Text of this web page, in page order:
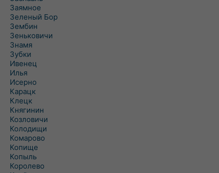
Заямное
Зеленый Бор
Зембин
Зеньковичи
Знамя
Зубки
Ивенец
Илья
Исерно
Карацк
Клецк
Княгинин
Козловичи
Колодищи
Комарово
Копище
Копыль
Королево